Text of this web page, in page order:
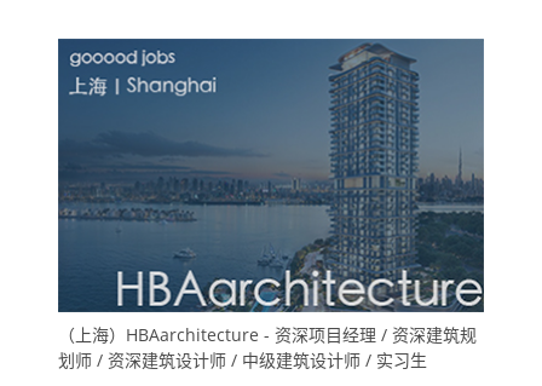
（上海）HBAarchitecture - 资深项目经理 / 资深建筑规
划师 / 资深建筑设计师 / 中级建筑设计师 / 实习生